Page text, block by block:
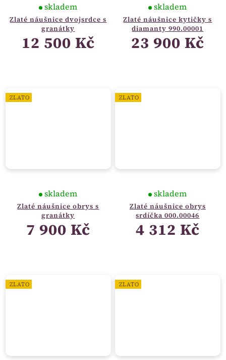
Zlaté náušnice dvojsrdce s
granátky
skladem
12 500 Kč
Zlaté náušnice kytičky s
diamanty 990.00001
skladem
23 900 Kč
ZLATO
Zlaté náušnice obrys s
granátky
skladem
7 900 Kč
ZLATO
Zlaté náušnice obrys
srdíčka 000.00046
skladem
4 312 Kč
ZLATO ZLATO